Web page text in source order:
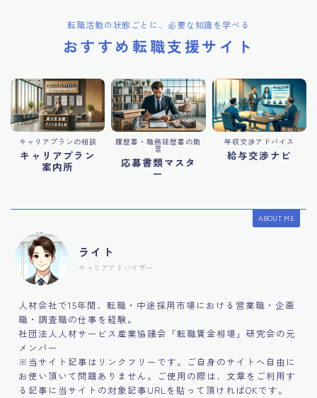
転職活動の状態ごとに、必要な知識を学べる
おすすめ転職支援サイト
キャリアプランの相談
キャリアプラン
案内所
履歴書・職務経歴書の助
言
応募書類マスタ
ー
年収交渉アドバイス
給与交渉ナビ
ABOUT ME
ライト
キャリアアドバイザー
人材会社で15年間、転職・中途採用市場における営業職・企画
職・調査職の仕事を経験。
社団法人人材サービス産業協議会「転職賃金相場」研究会の元
メンバー
※当サイト記事はリンクフリーです。ご自身のサイトへ自由に
お使い頂いて問題ありません。ご使用の際は、文章をご利用す
る記事に当サイトの対象記事URLを貼って頂ければOKです。